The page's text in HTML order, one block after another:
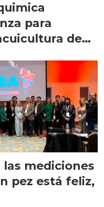
para
de
las mediciones
pez está feliz,